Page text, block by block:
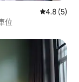
從 5 則評
4.8 (5)
位